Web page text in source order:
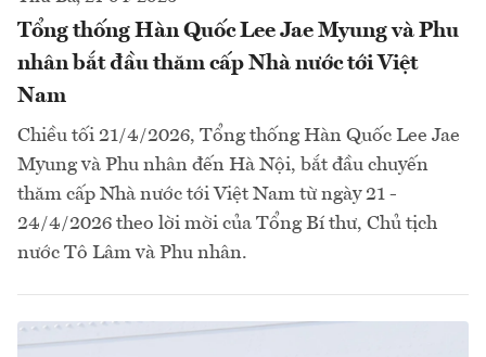
Tổng thống Hàn Quốc Lee Jae Myung và Phu
nhân bắt đầu thăm cấp Nhà nước tới Việt
Nam
Chiều tối 21/4/2026, Tổng thống Hàn Quốc Lee Jae
Myung và Phu nhân đến Hà Nội, bắt đầu chuyến
thăm cấp Nhà nước tới Việt Nam từ ngày 21 -
24/4/2026 theo lời mời của Tổng Bí thư, Chủ tịch
nước Tô Lâm và Phu nhân.